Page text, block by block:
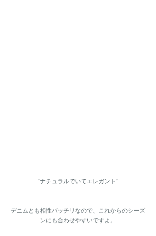
"ナチュラルでいてエレガント"
デニムとも相性バッチリなので、これからのシーズ
ンにも合わせやすいですよ。